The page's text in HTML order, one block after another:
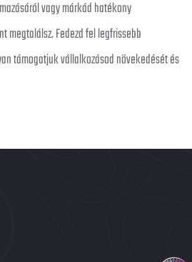
vagy márkád hatékony
megtalálsz. Fedezd fel legfrissebb
támogatjuk vállalkozásod növekedését és